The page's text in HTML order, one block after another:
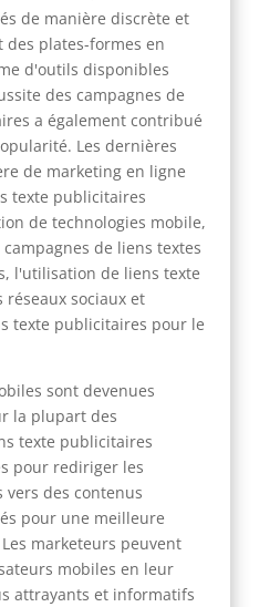
de manière discrète et
plates-formes en
d'outils disponibles
des campagnes de
a également contribué
Les dernières
de marketing en ligne
texte publicitaires
de technologies mobile,
de liens textes
l'utilisation de liens texte
sociaux et
texte publicitaires pour le
sont devenues
la plupart des
texte publicitaires
pour rediriger les
des contenus
pour une meilleure
marketeurs peuvent
mobiles en leur
attrayants et informatifs